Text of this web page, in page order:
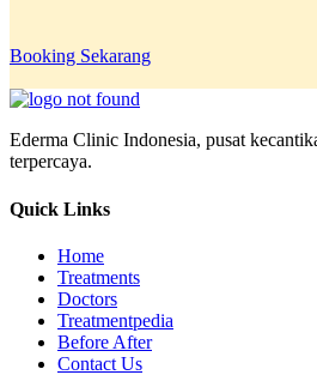
Booking Sekarang
Ederma Clinic Indonesia, pusat
terpercaya.
Quick Links
Home
Treatments
Doctors
Treatmentpedia
Before After
Contact Us